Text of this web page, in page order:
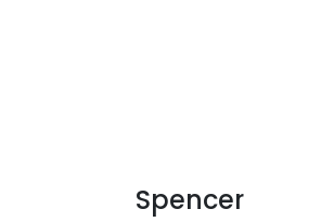
Spencer